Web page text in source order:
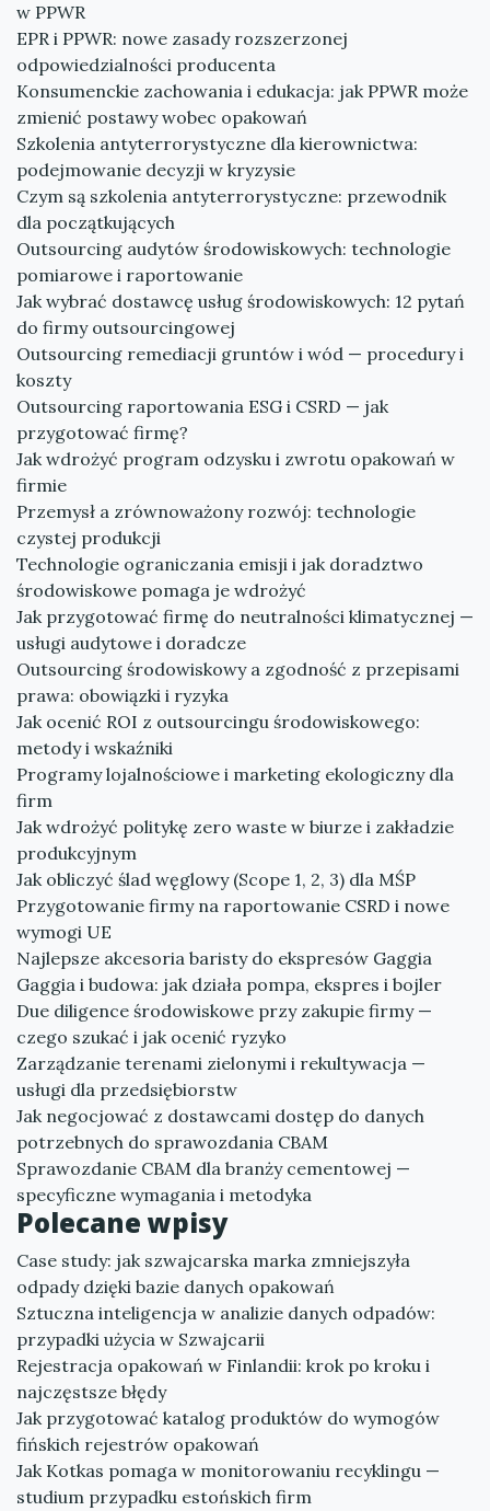
w PPWR
EPR i PPWR: nowe zasady rozszerzonej
odpowiedzialności producenta
Konsumenckie zachowania i edukacja: jak PPWR może
zmienić postawy wobec opakowań
Szkolenia antyterrorystyczne dla kierownictwa:
podejmowanie decyzji w kryzysie
Czym są szkolenia antyterrorystyczne: przewodnik
dla początkujących
Outsourcing audytów środowiskowych: technologie
pomiarowe i raportowanie
Jak wybrać dostawcę usług środowiskowych: 12 pytań
do firmy outsourcingowej
Outsourcing remediacji gruntów i wód — procedury i
koszty
Outsourcing raportowania ESG i CSRD — jak
przygotować firmę?
Jak wdrożyć program odzysku i zwrotu opakowań w
firmie
Przemysł a zrównoważony rozwój: technologie
czystej produkcji
Technologie ograniczania emisji i jak doradztwo
środowiskowe pomaga je wdrożyć
Jak przygotować firmę do neutralności klimatycznej —
usługi audytowe i doradcze
Outsourcing środowiskowy a zgodność z przepisami
prawa: obowiązki i ryzyka
Jak ocenić ROI z outsourcingu środowiskowego:
metody i wskaźniki
Programy lojalnościowe i marketing ekologiczny dla
firm
Jak wdrożyć politykę zero waste w biurze i zakładzie
produkcyjnym
Jak obliczyć ślad węglowy (Scope 1, 2, 3) dla MŚP
Przygotowanie firmy na raportowanie CSRD i nowe
wymogi UE
Najlepsze akcesoria baristy do ekspresów Gaggia
Gaggia i budowa: jak działa pompa, ekspres i bojler
Due diligence środowiskowe przy zakupie firmy —
czego szukać i jak ocenić ryzyko
Zarządzanie terenami zielonymi i rekultywacja —
usługi dla przedsiębiorstw
Jak negocjować z dostawcami dostęp do danych
potrzebnych do sprawozdania CBAM
Sprawozdanie CBAM dla branży cementowej —
specyficzne wymagania i metodyka
Polecane wpisy
Case study: jak szwajcarska marka zmniejszyła
odpady dzięki bazie danych opakowań
Sztuczna inteligencja w analizie danych odpadów:
przypadki użycia w Szwajcarii
Rejestracja opakowań w Finlandii: krok po kroku i
najczęstsze błędy
Jak przygotować katalog produktów do wymogów
fińskich rejestrów opakowań
Jak Kotkas pomaga w monitorowaniu recyklingu —
studium przypadku estońskich firm